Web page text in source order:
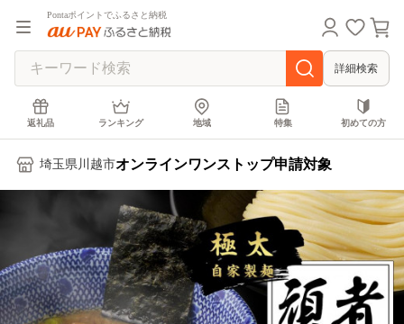
Pontaポイントでふるさと納税
詳細検索
返礼品 ランキング 地域 特集 初めての方
埼玉県川越市オンラインワンストップ申請対象